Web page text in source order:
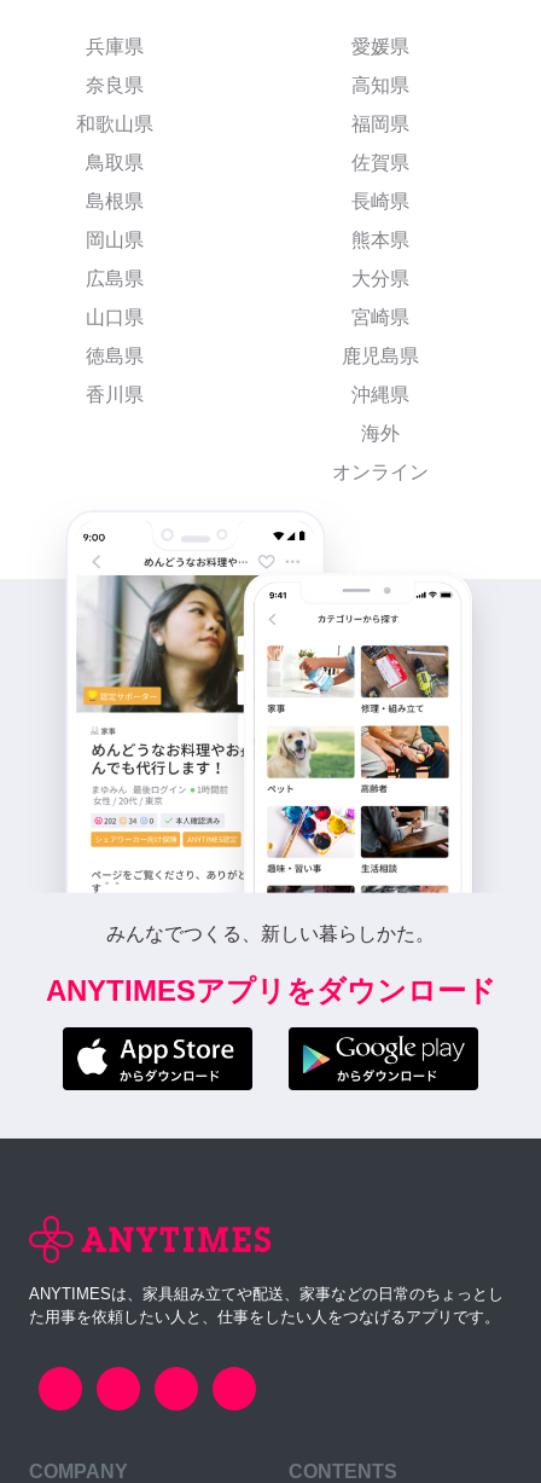
兵庫県
奈良県
和歌山県
鳥取県
島根県
岡山県
広島県
山口県
徳島県
香川県
愛媛県
高知県
福岡県
佐賀県
長崎県
熊本県
大分県
宮崎県
鹿児島県
沖縄県
海外
オンライン
みんなでつくる、新しい暮らしかた。
ANYTIMESアプリをダウンロード
ANYTIMESは、家具組み立てや配送、家事などの日常のちょっとし
た用事を依頼したい人と、仕事をしたい人をつなげるアプリです。
COMPANY CONTENTS